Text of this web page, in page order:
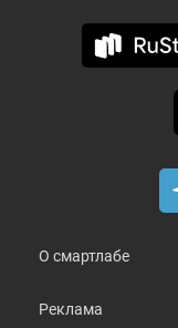
О смартлабе
Реклама